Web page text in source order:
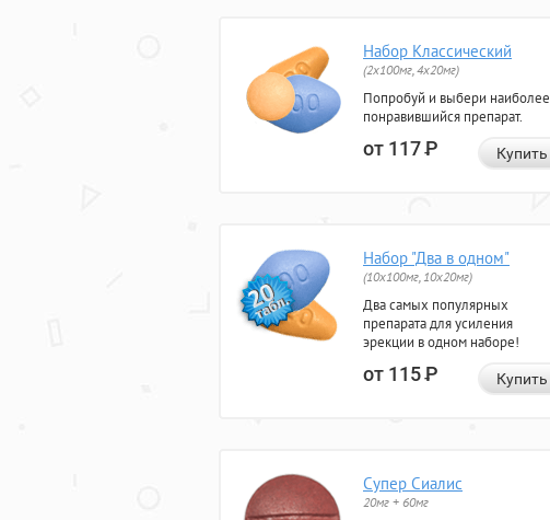
Набор Классический
(2x100мг, 4x20мг)
Попробуй и выбери наиболее
понравившийся препарат.
от 117Р Купить
Набор "Два в одном"
(10x100мг, 10x20мг)
Два самых популярных
препарата для усиления
эрекции в одном наборе!
от 115Р Купить
Супер Сиалис
20мг + 60мг